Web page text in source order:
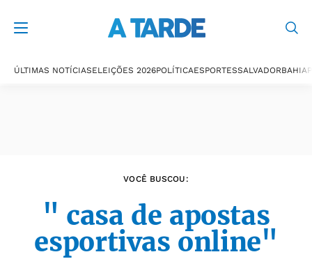
ÚLTIMAS NOTÍCIASELEIÇÕES 2026POLÍTICAESPORTESSALVADORBAHIA
VOCÊ BUSCOU:
" casa de apostas
esportivas online"